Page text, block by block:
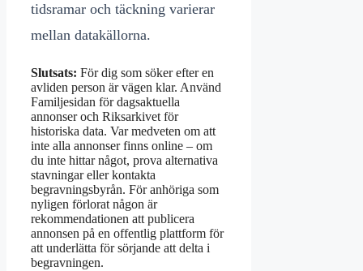
tidsramar och täckning varierar
mellan datakällorna.
Slutsats: För dig som söker efter en
avliden person är vägen klar. Använd
Familjesidan för dagsaktuella
annonser och Riksarkivet för
historiska data. Var medveten om att
inte alla annonser finns online – om
du inte hittar något, prova alternativa
stavningar eller kontakta
begravningsbyrån. För anhöriga som
nyligen förlorat någon är
rekommendationen att publicera
annonsen på en offentlig plattform för
att underlätta för sörjande att delta i
begravningen.